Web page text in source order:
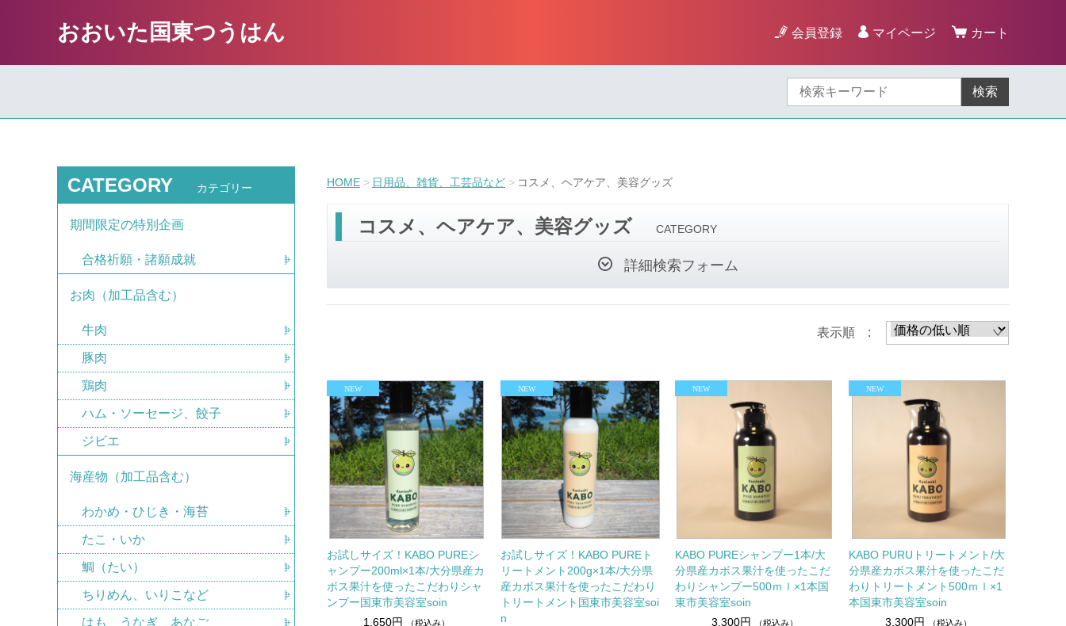
おおいた国東つうはん 会員登録 マイページ カート
検索
HOME 日用品、雑貨、工芸品など コスメ、ヘアケア、美容グッズ
コスメ、ヘアケア、美容グッズ CATEGORY
詳細検索フォーム
表示順 :
お試しサイズ！KABO PUREシ
ャンプー200ml×1本/大分県産カ
ボス果汁を使ったこだわりシャ
ンプー国東市美容室soin
1,650円
（税込み）
お試しサイズ！KABO PUREト
リートメント200g×1本/大分県
産カボス果汁を使ったこだわり
トリートメント国東市美容室soi
n
KABO PUREシャンプー1本/大
分県産カボス果汁を使ったこだ
わりシャンプー500ｍｌ×1本国
東市美容室soin
3,300円
（税込み）
KABO PURUトリートメント/大
分県産カボス果汁を使ったこだ
わりトリートメント500ｍｌ×1
本国東市美容室soin
3,300円
（税込み）
CATEGORY カテゴリー
期間限定の特別企画
合格祈願・諸願成就
お肉（加工品含む）
牛肉
豚肉
鶏肉
ハム・ソーセージ、餃子
ジビエ
海産物（加工品含む）
わかめ・ひじき・海苔
たこ・いか
鯛（たい）
ちりめん、いりこなど
はも、うなぎ、あなご